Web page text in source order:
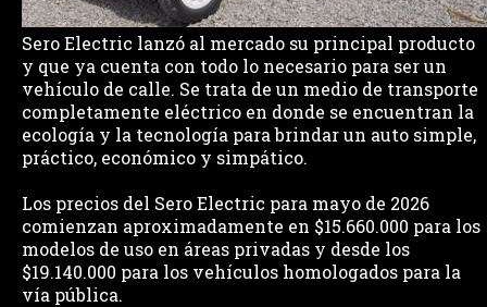
Sero Electric lanzó al mercado su principal producto
y que ya cuenta con todo lo necesario para ser un
vehículo de calle. Se trata de un medio de transporte
completamente eléctrico en donde se encuentran la
ecología y la tecnología para brindar un auto simple,
práctico, económico y simpático.
Los precios del Sero Electric para mayo de 2026
comienzan aproximadamente en $15.660.000 para los
modelos de uso en áreas privadas y desde los
$19.140.000 para los vehículos homologados para la
vía pública.